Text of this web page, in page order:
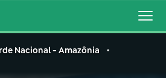
Nacional - Amazônia